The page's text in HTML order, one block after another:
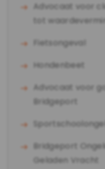
Advocaat voor
tot
Fietsongeval
Hondenbeet
Advocaat voor
Bridgeport
Bridgeport
Geladen Vracht